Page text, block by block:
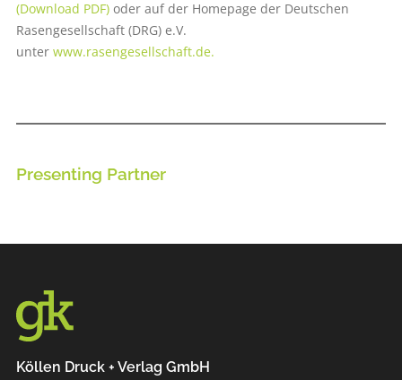
(Download PDF)oder auf der Homepage der Deutschen
Rasengesellschaft (DRG) e.V.
unter www.rasengesellschaft.de.
Presenting Partner
Köllen Druck + Verlag GmbH